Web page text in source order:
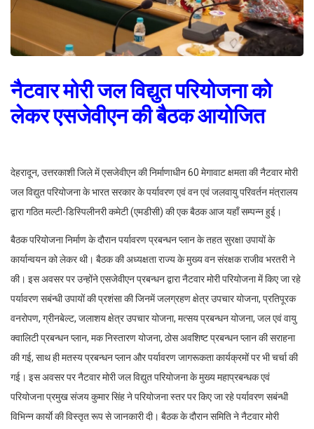
नैटवार मोरी जल विद्युत परियोजना को
लेकर एसजेवीएन की बैठक आयोजित
देहरादून, उत्तरकाशी जिले में एसजेवीएन की निर्माणाधीन 60 मेगावाट क्षमता की नैटवार मोरी
जल विद्युत परियोजना के भारत सरकार के पर्यावरण एवं वन एवं जलवायु परिवर्तन मंत्रालय
द्वारा गठित मल्टी-डिस्पिलीनरी कमेटी (एमडीसी) की एक बैठक आज यहाँ सम्पन्न हुई।
बैठक परियोजना निर्माण के दौरान पर्यावरण प्रबन्धन प्लान के तहत सुरक्षा उपायों के
कार्यान्वयन को लेकर थी। बैठक की अध्यक्षता राज्य के मुख्य वन संरक्षक राजीव भरतरी ने
की। इस अवसर पर उन्होंने एसजेवीएन प्रबन्धन द्वारा नैटवार मोरी परियोजना में किए जा रहे
पर्यावरण सबंन्धी उपायों की प्रशंसा की जिनमें जलग्रहण क्षेत्र उपचार योजना, प्रतिपूरक
वनरोपण, ग्रीनबेल्ट, जलाशय क्षेत्र उपचार योजना, मत्सय प्रबन्धन योजना, जल एवं वायु
क्वालिटी प्रबन्धन प्लान, मक निस्तारण योजना, ठोस अवशिष्ट प्रबन्धन प्लान की सराहना
की गई, साथ ही मतस्य प्रबन्धन प्लान और पर्यावरण जागरूकता कार्यक्रमों पर भी चर्चा की
गई। इस अवसर पर नैटवार मोरी जल विद्युत परियोजना के मुख्य महाप्रबन्धक एवं
परियोजना प्रमुख संजय कुमार सिंह ने परियोजना स्तर पर किए जा रहे पर्यावरण सबंन्धी
विभिन्न कार्याे की विस्तृत रूप से जानकारी दी। बैठक के दौरान समिति ने नैटवार मोरी